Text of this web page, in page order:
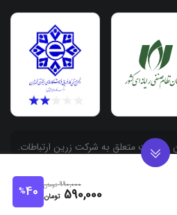
990,000 تومان 590,000 تومان 40
%
.تمامی حقوق مادی و معنوی این وبسایت متعلق به شرکت زرین ارتباطات
می باشد